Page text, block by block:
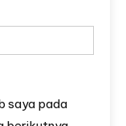
saya pada